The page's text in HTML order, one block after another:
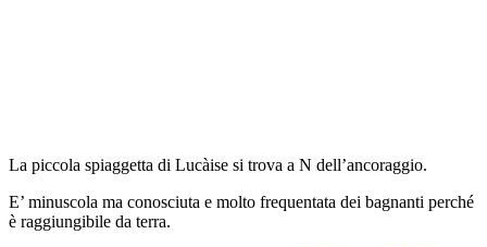
La piccola spiaggetta di Lucàise si trova a N dell’ancoraggio.
E’ minuscola ma conosciuta e molto frequentata dei bagnanti perché
è raggiungibile da terra.